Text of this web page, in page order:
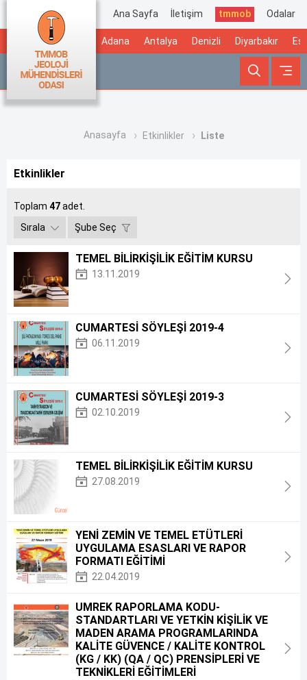
Ana Sayfa İletişim tmmob Odalar
Adana Antalya Denizli Diyarbakır
Anasayfa Etkinlikler Liste
Etkinlikler
Toplam 47adet.
Sırala
Şube Seç
TEMEL BİLİRKİŞİLİK EĞİTİM KURSU
13.11.2019
CUMARTESİ SÖYLEŞİ 2019-4
06.11.2019
CUMARTESİ SÖYLEŞİ 2019-3
02.10.2019
TEMEL BİLİRKİŞİLİK EĞİTİM KURSU
27.08.2019
YENİ ZEMİN VE TEMEL ETÜTLERİ
UYGULAMA ESASLARI VE RAPOR
FORMATI EĞİTİMİ
22.04.2019
UMREK RAPORLAMA KODU-
STANDARTLARI VE YETKİN KİŞİLİK VE
MADEN ARAMA PROGRAMLARINDA
KALİTE GÜVENCE / KALİTE KONTROL
(KG / KK) (QA / QC) PRENSİPLERİ VE
TEKNİKLERİ EĞİTİMLERİ